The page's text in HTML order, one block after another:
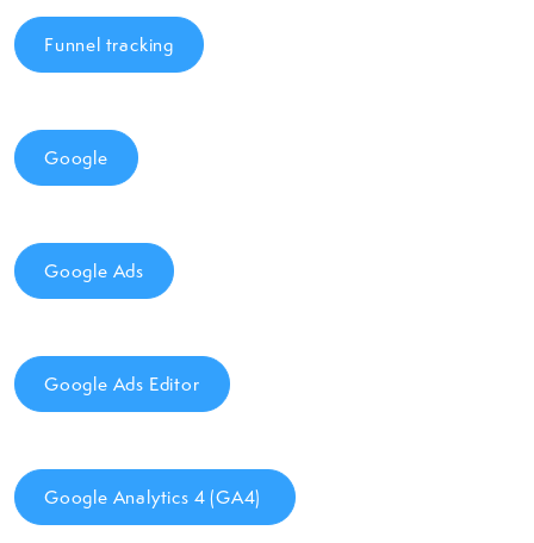
Funnel tracking
Google
Google Ads
Google Ads Editor
Google Analytics 4 (GA4)